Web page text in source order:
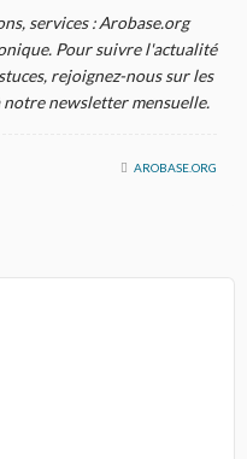
services : Arobase.org
Pour suivre l'actualité
rejoignez-nous sur les
notre newsletter mensuelle.
AROBASE.ORG